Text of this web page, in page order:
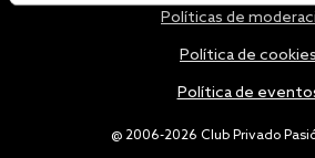
@ 2006-2026 Club Privado
Políticas de
Política de cookies
Política de